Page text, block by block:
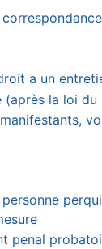
a un
(après la loi du
penal